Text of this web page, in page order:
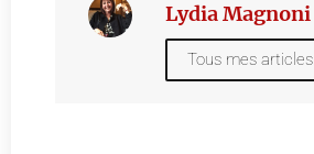
Lydia Magnoni
Tous mes articles